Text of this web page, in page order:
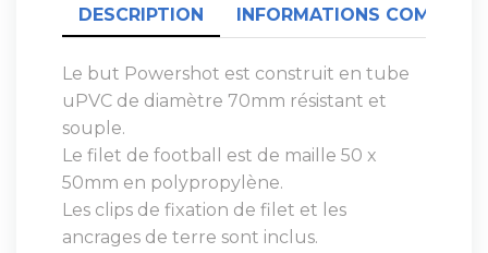
DESCRIPTION INFORMATIONS
Le but Powershot est construit en tube
uPVC de diamètre 70mm résistant et
souple.
Le filet de football est de maille 50 x
50mm en polypropylène.
Les clips de fixation de filet et les
ancrages de terre sont inclus.